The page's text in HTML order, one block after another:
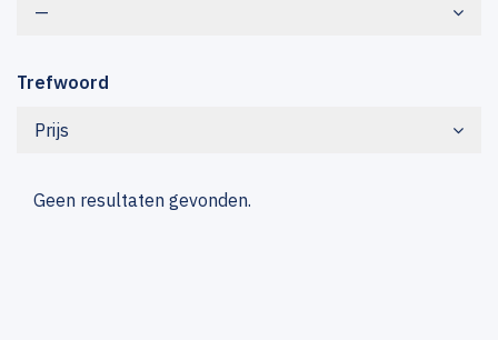
—
Trefwoord
Prijs
Geen resultaten gevonden.